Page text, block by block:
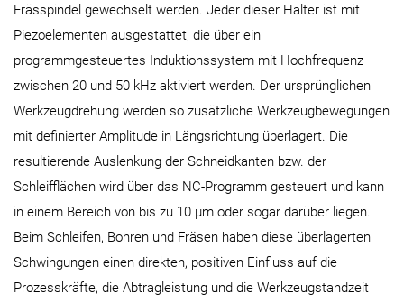
Frässpindel gewechselt werden. Jeder dieser Halter ist mit
Piezoelementen ausgestattet, die über ein
programmgesteuertes Induktionssystem mit Hochfrequenz
zwischen 20 und 50 kHz aktiviert werden. Der ursprünglichen
Werkzeugdrehung werden so zusätzliche Werkzeugbewegungen
mit definierter Amplitude in Längsrichtung überlagert. Die
resultierende Auslenkung der Schneidkanten bzw. der
Schleifflächen wird über das NC-Programm gesteuert und kann
in einem Bereich von bis zu 10 µm oder sogar darüber liegen.
Beim Schleifen, Bohren und Fräsen haben diese überlagerten
Schwingungen einen direkten, positiven Einfluss auf die
Prozesskräfte, die Abtragleistung und die Werkzeugstandzeit